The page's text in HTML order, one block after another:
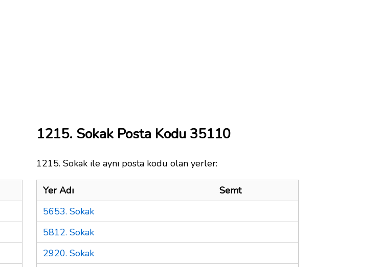
1215. Sokak Posta Kodu 35110
1215. Sokak ile aynı posta kodu olan yerler:
Yer Adı
Semt
5653. Sokak
5812. Sokak
2920. Sokak